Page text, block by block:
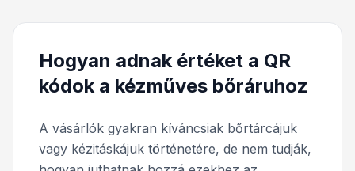
Hogyan adnak értéket a QR
kódok a kézműves bőráruhoz
A vásárlók gyakran kíváncsiak bőrtárcájuk
vagy kézitáskájuk történetére, de nem tudják,